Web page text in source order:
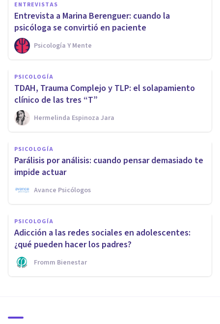
ENTREVISTAS
Entrevista a Marina Berenguer: cuando la
psicóloga se convirtió en paciente
Psicología Y Mente
PSICOLOGÍA
TDAH, Trauma Complejo y TLP: el solapamiento
clínico de las tres “T”
Hermelinda Espinoza Jara
PSICOLOGÍA
Parálisis por análisis: cuando pensar demasiado te
impide actuar
Avance Psicólogos
PSICOLOGÍA
Adicción a las redes sociales en adolescentes:
¿qué pueden hacer los padres?
Fromm Bienestar